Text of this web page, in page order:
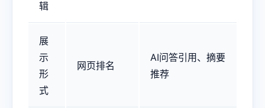
辑
展
示
形
式
网页排名
AI问答引用、摘要
推荐